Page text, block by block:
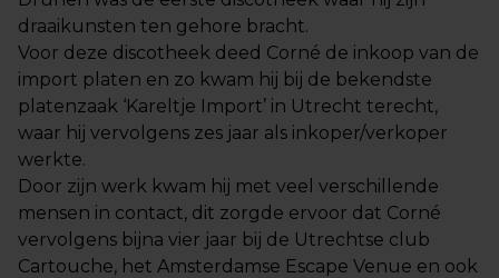
draaikunsten ten gehore bracht.
Voor deze discotheek deed Corné de inkoop van de
import platen en zo kwam hij bij de bekendste
platenzaak ‘Kareltje Import’ in Utrecht terecht,
waar hij vervolgens zes jaar als inkoper/verkoper
werkte.
Door zijn werk kwam hij met veel verschillende
mensen in contact, dit zorgde ervoor dat Corné
vervolgens bijna vier jaar bij de Utrechtse club
Cartouche, het Amsterdamse Escape Venue en ook